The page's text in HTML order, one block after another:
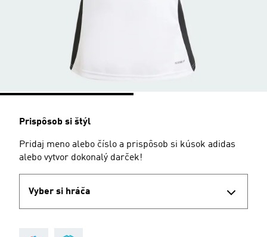
Prispôsob si štýl
Pridaj meno alebo číslo a prispôsob si kúsok adidas
alebo vytvor dokonalý darček!
Vyber si hráča